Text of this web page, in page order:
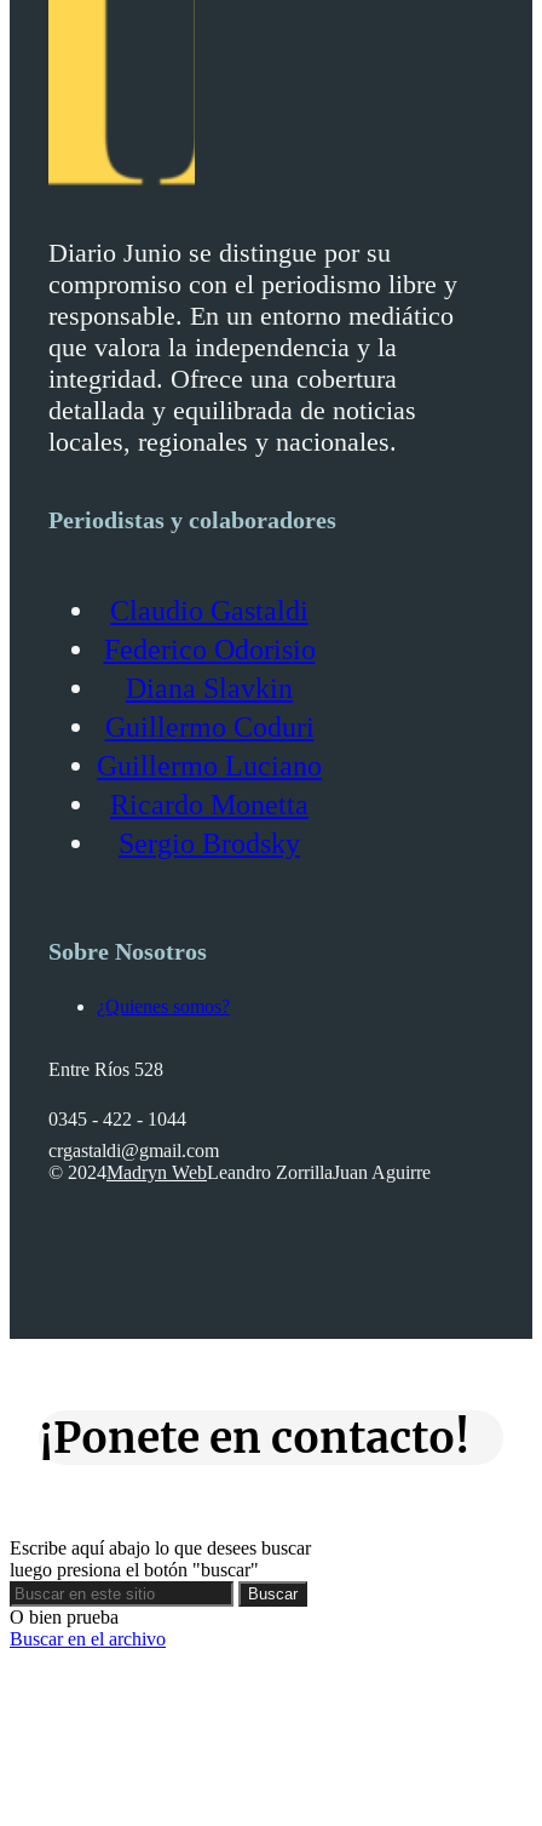
Diario Junio se distingue por su
compromiso con el periodismo libre y
responsable. En un entorno mediático
que valora la independencia y la
integridad. Ofrece una cobertura
detallada y equilibrada de noticias
locales, regionales y nacionales.
Periodistas y colaboradores
Claudio Gastaldi
Federico Odorisio
Diana Slavkin
Guillermo Coduri
Guillermo Luciano
Ricardo Monetta
Sergio Brodsky
Sobre Nosotros
¿Quienes somos?
Entre Ríos 528
0345 - 422 - 1044
crgastaldi@gmail.com
© 2024Madryn WebLeandro ZorrillaJuan Aguirre
¡Ponete en contacto!
Escribe aquí abajo lo que desees buscar
luego presiona el botón "buscar"
Buscar
Buscar
O bien prueba
Buscar en el archivo